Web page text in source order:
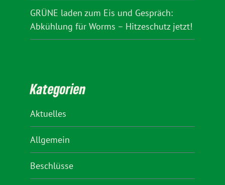
GRÜNE laden zum Eis und Gespräch:
Abkühlung für Worms – Hitzeschutz jetzt!
Kategorien
Aktuelles
Allgemein
Beschlüsse